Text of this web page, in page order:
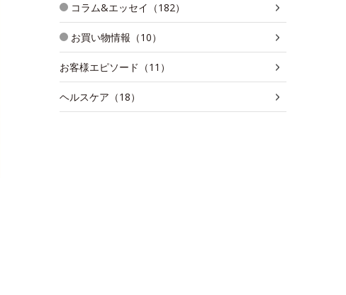
コラム&エッセイ（182）
お買い物情報（10）
お客様エピソード（11）
ヘルスケア（18）